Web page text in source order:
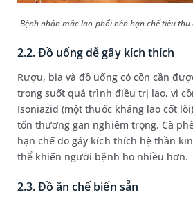
Bệnh nhân mắc lao phổi nên hạn chế tiêu
2.2. Đồ uống dễ gây kích thích
Rượu, bia và đồ uống có cồn cần
trong suốt quá trình điều trị lao, vì
Isoniazid (một thuốc kháng lao cốt
tổn thương gan nghiêm trọng. Cà
hạn chế do gây kích thích hệ thần
thể khiến người bệnh ho nhiều hơn.
2.3. Đồ ăn chế biến sẵn